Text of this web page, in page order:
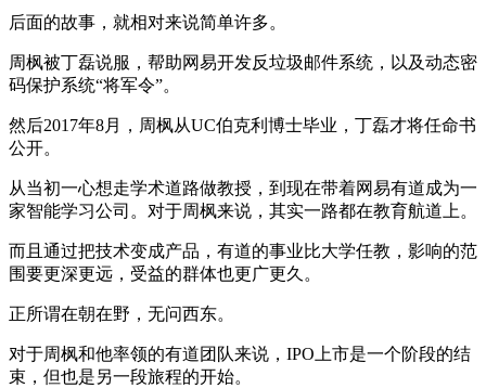
后面的故事，就相对来说简单许多。
周枫被丁磊说服，帮助网易开发反垃圾邮件系统，以及动态密
码保护系统“将军令”。
然后2017年8月，周枫从UC伯克利博士毕业，丁磊才将任命书
公开。
从当初一心想走学术道路做教授，到现在带着网易有道成为一
家智能学习公司。对于周枫来说，其实一路都在教育航道上。
而且通过把技术变成产品，有道的事业比大学任教，影响的范
围要更深更远，受益的群体也更广更久。
正所谓在朝在野，无问西东。
对于周枫和他率领的有道团队来说，IPO上市是一个阶段的结
束，但也是另一段旅程的开始。